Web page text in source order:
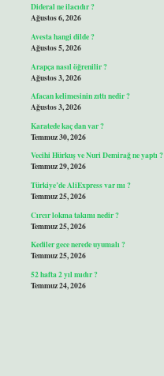
Dideral ne ilacıdır ?
Ağustos 6, 2026
Avesta hangi dilde ?
Ağustos 5, 2026
Arapça nasıl öğrenilir ?
Ağustos 3, 2026
Afacan kelimesinin zıttı nedir ?
Ağustos 3, 2026
Karatede kaç dan var ?
Temmuz 30, 2026
Vecihi Hürkuş ve Nuri Demirağ ne yaptı ?
Temmuz 29, 2026
Türkiye’de AliExpress var mı ?
Temmuz 25, 2026
Cırcır lokma takımı nedir ?
Temmuz 25, 2026
Kediler gece nerede uyumalı ?
Temmuz 25, 2026
52 hafta 2 yıl mıdır ?
Temmuz 24, 2026